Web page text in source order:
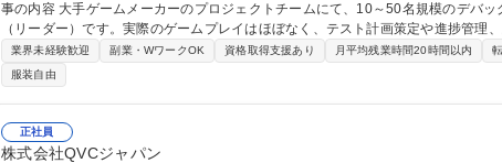
事の内容 大手ゲームメーカーのプロジェクトチームにて、10～50名規模のデバ
（リーダー）です。実際のゲームプレイはほぼなく、テスト計画策定や進捗管理
ます。 【具体的なミッション】■チーム牽引:メンバーの育成や指導、適切なタスク配置 ■プロジェクト推進:テス
ト計画の策定、見積もり作成、進捗管理、顧客との折衝 ■品質設計:顧客企業と合
スト実行計画を提案 【入社後の流れ】入社後はテスター業務を学び、実務知識を
その後は先輩リーダーによるOJTでじっくりと業務理解を深められます。 募集職種 秋葉原【ゲームQAリーダー】
服装・髪型自由｜上場G企業で安定◎
業界未経験歓迎 副業・WワークOK 資格取得支援あり 月平均残業時間20時間以内
服装自由
正社員
株式会社QVCジャパン